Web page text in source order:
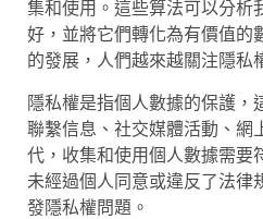
集和使用。這些算法可以分析
好，並將它們轉化為有價值的
的發展，人們越來越關注隱私
隱私權是指個人數據的保護，
聯繫信息、社交媒體活動、網
代，收集和使用個人數據需要
未經過個人同意或違反了法律
發隱私權問題。